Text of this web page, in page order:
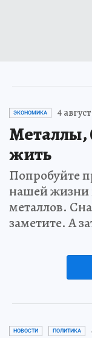
ЭКОНОМИКА 4
Металлы,
жить
Попробуйте
нашей жизни
металлов.
заметите. А
НОВОСТИ ПОЛИТИКА